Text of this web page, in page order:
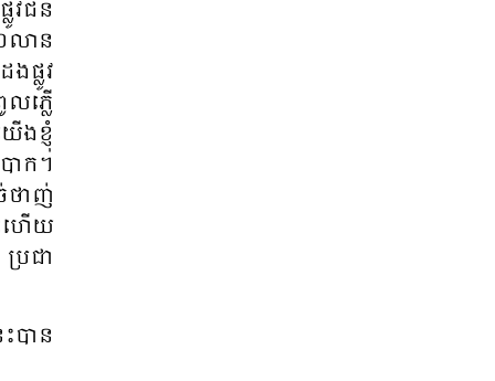
វ​​ជន​
លាន​
ផ្លូវ​
ភ្លើ​
ង​ខ្ញុំ​
ាក​។
ថា​ញ់
ហើយ​
រ​ជា​
បាន​​​